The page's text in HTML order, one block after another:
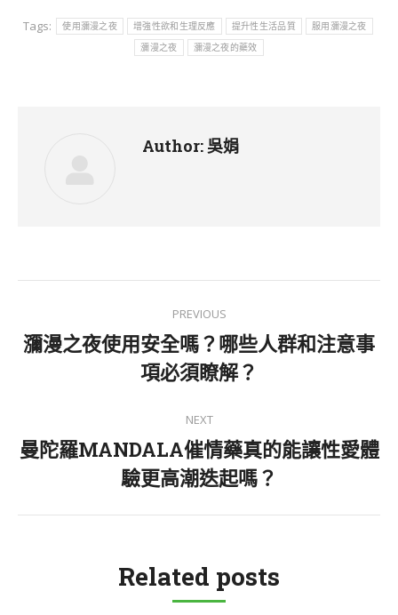
Tags:
使用瀰漫之夜 增強性欲和生理反應 提升性生活品質 服用瀰漫之夜
瀰漫之夜 瀰漫之夜的藥效
Author: 吳娟
navigation
PREVIOUS
Previous
post:
瀰漫之夜使用安全嗎？哪些人群和注意事
項必須瞭解？
NEXT
Next
post:
曼陀羅MANDALA催情藥真的能讓性愛體
驗更高潮迭起嗎？
Related posts